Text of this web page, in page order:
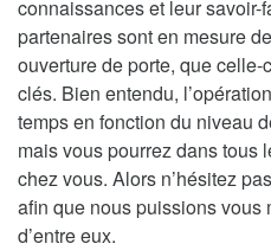
connaissances et leur
partenaires sont en mesure
ouverture de porte, que
clés. Bien entendu,
temps en fonction du niveau
mais vous pourrez dans tous
chez vous. Alors n’hésitez
afin que nous puissions vous
d’entre eux.